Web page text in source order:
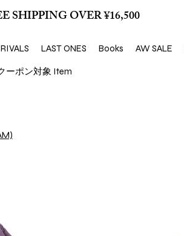
SHIPPING OVER ¥16,500
LAST ONES Books AW SALE
ーポン対象 Item